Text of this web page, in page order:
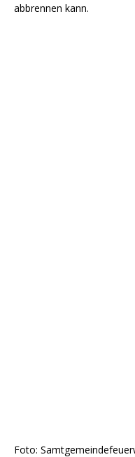
abbrennen kann.
Foto: